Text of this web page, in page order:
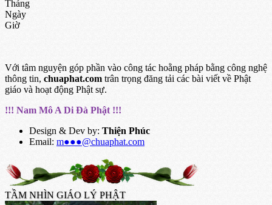
Tháng
Ngày
Giờ
Với tâm nguyện góp phần vào công tác hoằng pháp bằng công nghệ
thông tin, chuaphat.com trân trọng đăng tải các bài viết về Phật
giáo và hoạt động Phật sự.
!!! Nam Mô A Di Đà Phật !!!
Design & Dev by: Thiện Phúc
Email: m●●●@chuaphat.com
TẦM NHÌN GIÁO LÝ PHẬT